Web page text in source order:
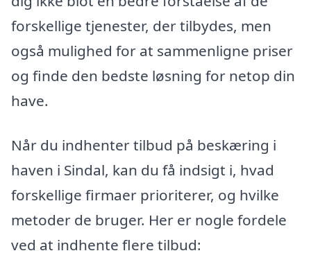
forskellige tjenester, der tilbydes, men
også mulighed for at sammenligne priser
og finde den bedste løsning for netop din
have.
Når du indhenter tilbud på beskæring i
haven i Sindal, kan du få indsigt i, hvad
forskellige firmaer prioriterer, og hvilke
metoder de bruger. Her er nogle fordele
ved at indhente flere tilbud: